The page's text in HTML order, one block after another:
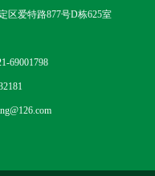
区爱特路877号D栋625室
69001798